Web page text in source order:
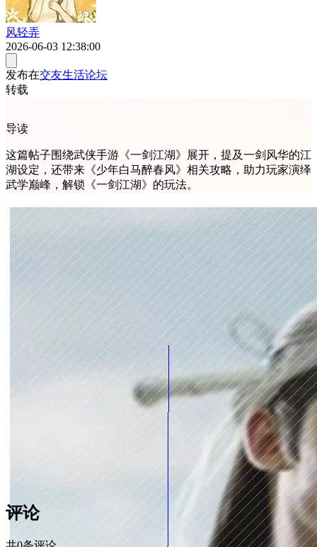
风轻弄
2026-06-03 12:38:00
发布在交友生活论坛
转载
导读
这篇帖子围绕武侠手游《一剑江湖》展开，提及一剑风华的江
湖设定，还带来《少年白马醉春风》相关攻略，助力玩家演绎
武学巅峰，解锁《一剑江湖》的玩法。
评论